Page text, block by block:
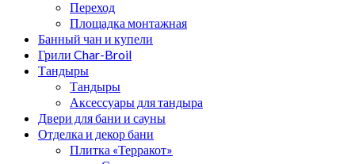
Переход
Площадка монтажная
Банный чан и купели
Грили Char-Broil
Тандыры
Тандыры
Аксессуары для тандыра
Двери для бани и сауны
Отделка и декор бани
Плитка «Терракот»